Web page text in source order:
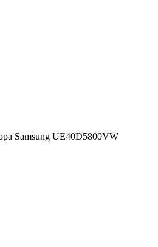
Samsung UE40D5800VW